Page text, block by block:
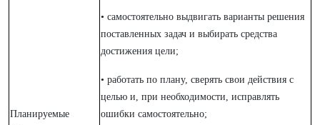
Планируемые
• самостоятельно выдвигать варианты решения
поставленных задач и выбирать средства
достижения цели;
• работать по плану, сверять свои действия с
целью и, при необходимости, исправлять
ошибки самостоятельно;